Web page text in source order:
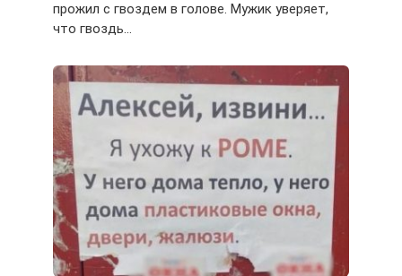
прожил с гвоздем в голове. Мужик уверяет,
что гвоздь…